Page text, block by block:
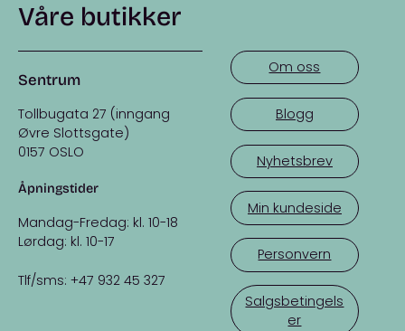
Våre butikker
Sentrum
Tollbugata 27 (inngang
Øvre Slottsgate)
0157 OSLO
Åpningstider
Mandag-Fredag: kl. 10-18
Lørdag: kl. 10-17
Tlf/sms: +47 932 45 327
Om oss
Blogg
Nyhetsbrev
Min kundeside
Personvern
Salgsbetingels
er